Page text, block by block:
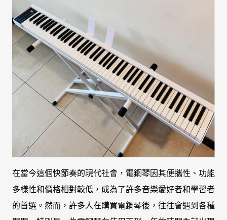
在當今這個快節奏的現代社會，電鋼琴因其便攜性、功能
多樣性和價格相對較低，成為了許多音樂愛好者和學習者
的首選。然而，許多人在購買電鋼琴後，往往會遇到各種